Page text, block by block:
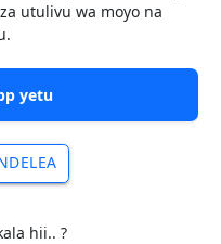
utulivu wa moyo na
yetu
hii.. ?